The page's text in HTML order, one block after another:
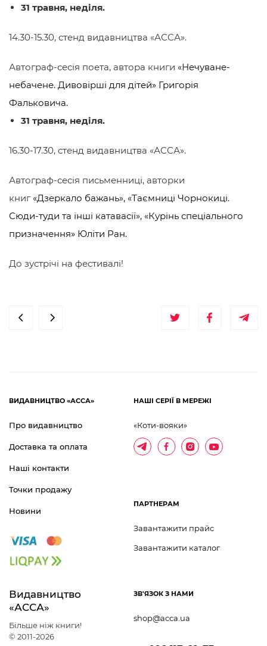
31 травня, неділя.
14.30-15.30, стенд видавництва «АССА».
Автограф-сесія поета, автора книги «Нечуване-
небачене. Дивовірші для дітей» Григорія
Фальковича.
31 травня, неділя.
16.30-17.30, стенд видавництва «АССА».
Автограф-сесія письменниці, авторки
книг «Дзеркало бажань», «Таємниці Чорнокиці.
Сюди-туди та інші катавасії», «Курінь спеціального
призначення» Юліти Ран.
До зустрічі на фестивалі!
Видавництво
«АССА»
Більше ніж книги!
© 2011-2026
ЗВ'ЯЗОК З НАМИ
shop@acca.ua
ВИДАВНИЦТВО «АССА»
Про видавництво
Доставка та оплата
Наші контакти
Точки продажу
Новини
НАШІ СЕРІЇ В МЕРЕЖІ
«Коти-вояки»
ПАРТНЕРАМ
Завантажити прайс
Завантажити каталог